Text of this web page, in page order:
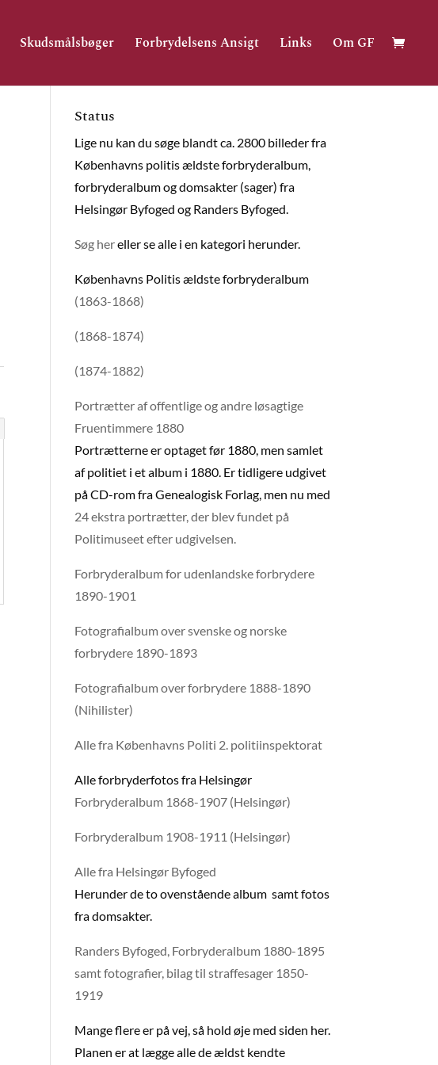
Skudsmålsbøger Forbrydelsens Ansigt Links Om GF
Status
Lige nu kan du søge blandt ca. 2800 billeder fra
Københavns politis ældste forbryderalbum,
forbryderalbum og domsakter (sager) fra
Helsingør Byfoged og Randers Byfoged.
Søg hereller se alle i en kategori herunder.
Københavns Politis ældste forbryderalbum
(1863-1868)
(1868-1874)
(1874-1882)
Portrætter af offentlige og andre løsagtige
Fruentimmere 1880
Portrætterne er optaget før 1880, men samlet
af politiet i et album i 1880. Er tidligere udgivet
på CD-rom fra Genealogisk Forlag, men nu med
24 ekstra portrætter, der blev fundet på
Politimuseet efter udgivelsen.
Forbryderalbum for udenlandske forbrydere
1890-1901
Fotografialbum over svenske og norske
forbrydere 1890-1893
Fotografialbum over forbrydere 1888-1890
(Nihilister)
Alle fra Københavns Politi 2. politiinspektorat
Alle forbryderfotos fra Helsingør
Forbryderalbum 1868-1907 (Helsingør)
Forbryderalbum 1908-1911 (Helsingør)
Alle fra Helsingør Byfoged
Herunder de to ovenstående album samt fotos
fra domsakter.
Randers Byfoged, Forbryderalbum 1880-1895
samt fotografier, bilag til straffesager 1850-
1919
Mange flere er på vej, så hold øje med siden her.
Planen er at lægge alle de ældst kendte